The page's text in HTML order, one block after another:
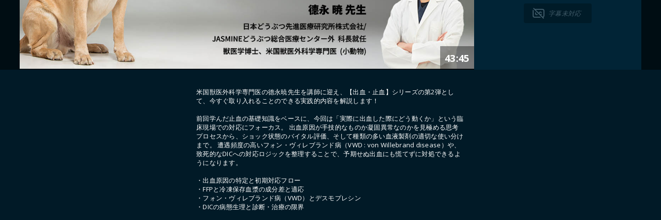
43:45
字幕未対応
米国獣医外科学専門医の德永暁先生を講師に迎え、【出血・止血】シリーズの第2弾とし
て、今すぐ取り入れることのできる実践的内容を解説します！
前回学んだ止血の基礎知識をベースに、今回は「実際に出血した際にどう動くか」という臨
床現場での対応にフォーカス。 出血原因が手技的なものか凝固異常なのかを見極める思考
プロセスから、ショック状態のバイタル評価、そして種類の多い血液製剤の適切な使い分け
まで。 遭遇頻度の高いフォン・ヴィレブランド病（VWD : von Willebrand disease）や、
致死的なDICへの対応ロジックを整理することで、予期せぬ出血にも慌てずに対処できるよ
うになります。
・出血原因の特定と初期対応フロー
・FFPと冷凍保存血漿の成分差と適応
・フォン・ヴィレブランド病（VWD）とデスモプレシン
・DICの病態生理と診断・治療の限界